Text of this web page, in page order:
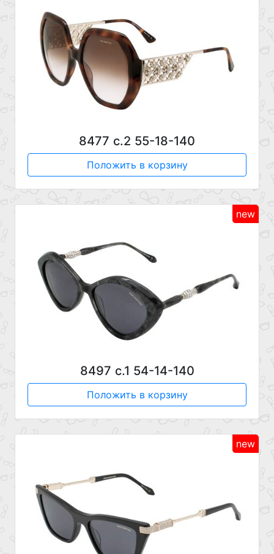
8477 с.2 55-18-140
Положить в корзину
new
8497 с.1 54-14-140
Положить в корзину
new